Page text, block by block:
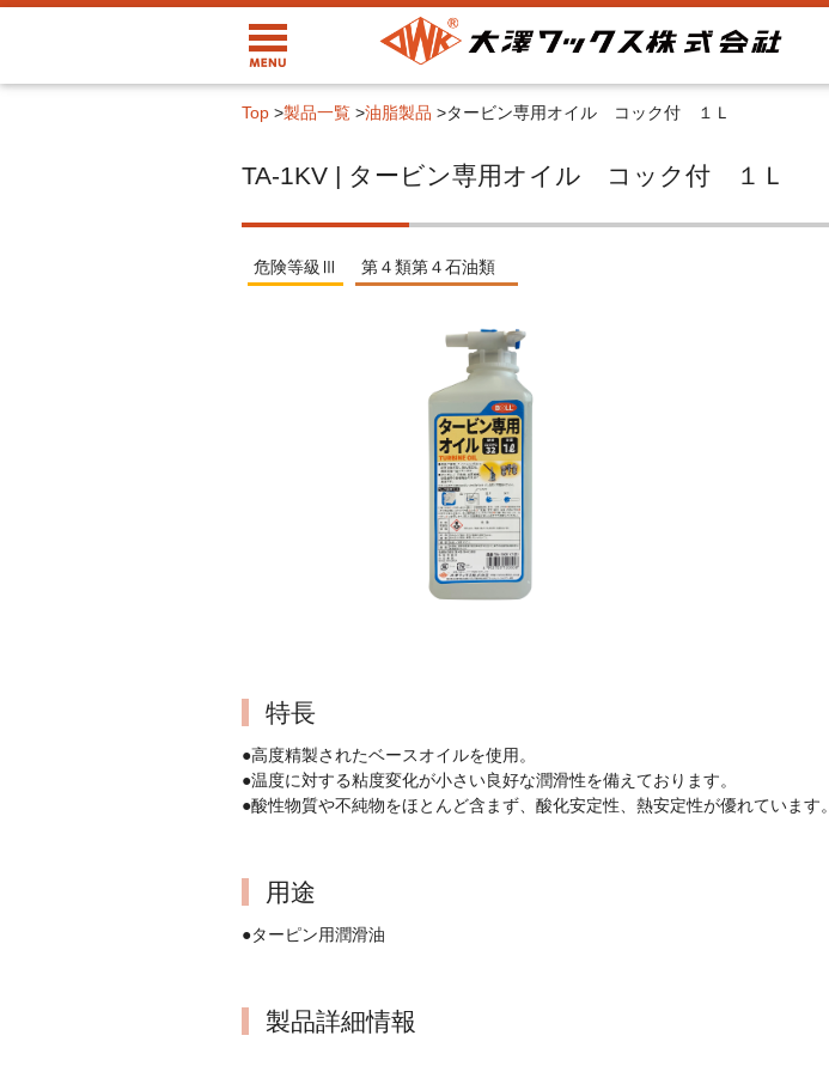
Top >製品一覧 >油脂製品 >タービン専用オイル コック付 １Ｌ
TA-1KV | タービン専用オイル コック付 １Ｌ
危険等級Ⅲ 第４類第４石油類
特長
●高度精製されたベースオイルを使用。
●温度に対する粘度変化が小さい良好な潤滑性を備えております。
●酸性物質や不純物をほとんど含まず、酸化安定性、熱安定性が優れています。
用途
●ターピン用潤滑油
製品詳細情報